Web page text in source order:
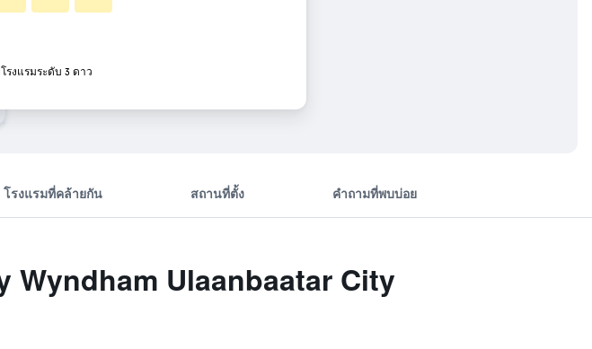
โรงแรมที่คล้ายกัน สถานที่ตั้ง คำถามที่พบบ่อย
Wyndham Ulaanbaatar City
รงแรมระดับ 3 ดาว